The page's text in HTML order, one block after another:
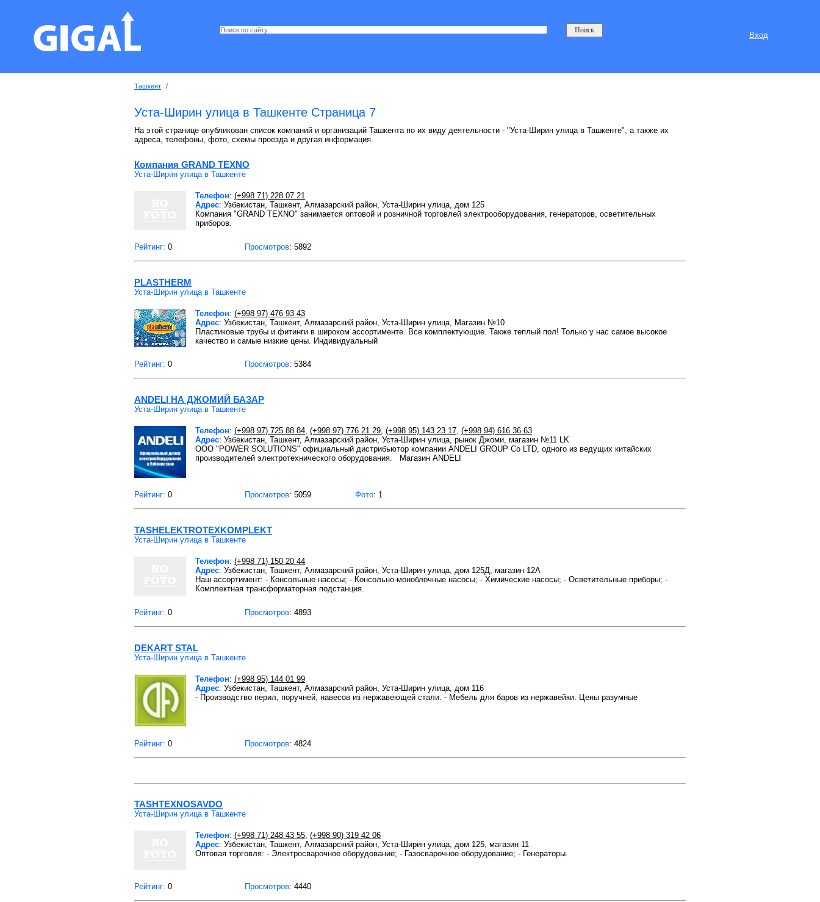
Вход
Ташкент /
Уста-Ширин улица в Ташкенте Страница 7
На этой странице опубликован список компаний и организаций Ташкента по их виду деятельности - "Уста-Ширин улица в Ташкенте", а также их
адреса, телефоны, фото, схемы проезда и другая информация.
Компания GRAND TEXNO
Уста-Ширин улица в Ташкенте
Телефон: (+998 71) 228 07 21
Адрес: Узбекистан, Ташкент, Алмазарский район, Уста-Ширин улица, дом 125
Компания "GRAND TEXNO" занимается оптовой и розничной торговлей электрооборудования, генераторов, осветительных
приборов.
Рейтинг: 0 Просмотров: 5892
PLASTHERM
Уста-Ширин улица в Ташкенте
Телефон: (+998 97) 476 93 43
Адрес: Узбекистан, Ташкент, Алмазарский район, Уста-Ширин улица, Магазин №10
Пластиковые трубы и фитинги в широком ассортименте. Все комплектующие. Также теплый пол! Только у нас самое высокое
качество и самые низкие цены. Индивидуальный
Рейтинг: 0 Просмотров: 5384
ANDELI НА ДЖОМИЙ БАЗАР
Уста-Ширин улица в Ташкенте
Телефон: (+998 97) 725 88 84, (+998 97) 776 21 29, (+998 95) 143 23 17, (+998 94) 616 36 63
Адрес: Узбекистан, Ташкент, Алмазарский район, Уста-Ширин улица, рынок Джоми, магазин №11 LK
OOO "POWER SOLUTIONS" официальный дистрибьютор компании ANDELI GROUP Co LTD, одного из ведущих китайских
производителей электротехнического оборудования. Магазин ANDELI
Рейтинг: 0 Просмотров: 5059 Фото: 1
TASHELEKTROTEXKOMPLEKT
Уста-Ширин улица в Ташкенте
Телефон: (+998 71) 150 20 44
Адрес: Узбекистан, Ташкент, Алмазарский район, Уста-Ширин улица, дом 125Д, магазин 12А
Наш ассортимент: - Консольные насосы; - Консольно-моноблочные насосы; - Химические насосы; - Осветительные приборы; -
Комплектная трансформаторная подстанция.
Рейтинг: 0 Просмотров: 4893
DEKART STAL
Уста-Ширин улица в Ташкенте
Телефон: (+998 95) 144 01 99
Адрес: Узбекистан, Ташкент, Алмазарский район, Уста-Ширин улица, дом 116
- Производство перил, поручней, навесов из нержавеющей стали. - Мебель для баров из нержавейки. Цены разумные
Рейтинг: 0 Просмотров: 4824
TASHTEXNOSAVDO
Уста-Ширин улица в Ташкенте
Телефон: (+998 71) 248 43 55, (+998 90) 319 42 06
Адрес: Узбекистан, Ташкент, Алмазарский район, Уста-Ширин улица, дом 125, магазин 11
Оптовая торговля: - Электросварочное оборудование; - Газосварочное оборудование; - Генераторы.
Рейтинг: 0 Просмотров: 4440